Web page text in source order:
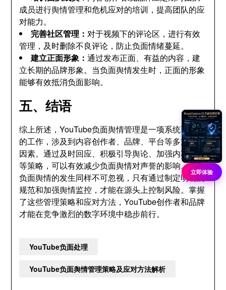
成员进行舆情管理和危机应对的培训，提高团队的应
对能力。
完善社区管理：对于视频下的评论区，进行有效
管理，及时删除不良评论，防止负面情绪蔓延。
建立正面形象：通过发布正面、有益的内容，建
立长期的品牌形象。当负面舆情发生时，正面的形象
能够有效抵消负面影响。
五、结语
综上所述，YouTube负面舆情管理是一项系统而复杂
的工作，涉及到内容创作者、品牌、平台等多方面的
因素。通过及时回应、积极引导舆论、加强内容审核
等策略，可以有效减少负面舆情对声誉的影响。预防
负面舆情的发生同样不可忽视，只有通过制定明确的
规范和加强舆情监控，才能在源头上控制风险。掌握
了这些管理策略和应对方法，YouTube创作者和品牌
才能在竞争激烈的数字环境中稳步前行。
YouTube负面处理
YouTube负面舆情管理策略及应对方法解析
立即体验